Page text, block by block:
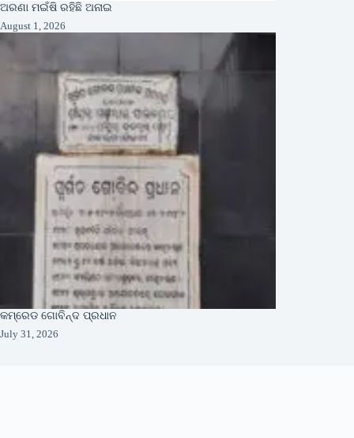
ଅରଣା ମଇଁଷି ରହିଛି ଅନାଇ
August 1, 2026
କମ୍ରେଡ ଗୋବିନ୍ଦ ପ୍ରଧାନ
July 31, 2026